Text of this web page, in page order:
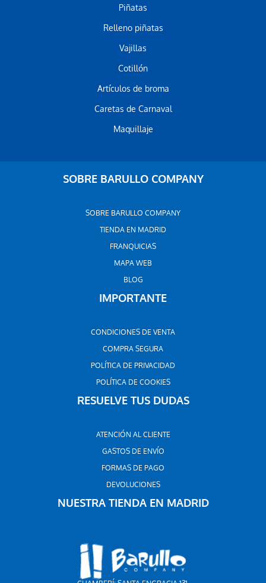
Piñatas
Relleno piñatas
Vajillas
Cotillón
Artículos de broma
Caretas de Carnaval
Maquillaje
SOBRE BARULLO COMPANY
SOBRE BARULLO COMPANY
TIENDA EN MADRID
FRANQUICIAS
MAPA WEB
BLOG
IMPORTANTE
CONDICIONES DE VENTA
COMPRA SEGURA
POLÍTICA DE PRIVACIDAD
POLÍTICA DE COOKIES
RESUELVE TUS DUDAS
ATENCIÓN AL CLIENTE
GASTOS DE ENVÍO
FORMAS DE PAGO
DEVOLUCIONES
NUESTRA TIENDA EN MADRID